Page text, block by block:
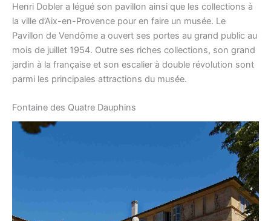
Henri Dobler a légué son pavillon ainsi que les collections à
la ville d’Aix-en-Provence pour en faire un musée. Le
Pavillon de Vendôme a ouvert ses portes au grand public au
mois de juillet 1954. Outre ses riches collections, son grand
jardin à la française et son escalier à double révolution sont
parmi les principales attractions du musée.
Fontaine des Quatre Dauphins